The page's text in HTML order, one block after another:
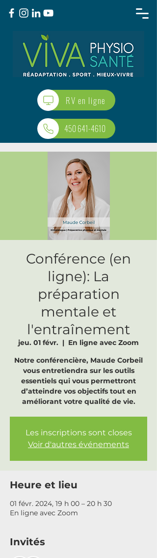
RV en ligne
450 641-4610
Conférence (en
ligne): La
préparation
mentale et
l'entraînement
jeu. 01 févr.
  |
En ligne avec Zoom
Notre conférencière, Maude Corbeil
vous entretiendra sur les outils
essentiels qui vous permettront
d’atteindre vos objectifs tout en
améliorant votre qualité de vie.
Les inscriptions sont closes
Voir d'autres événements
Heure et lieu
01 févr. 2024, 19 h 00 – 20 h 30
En ligne avec Zoom
Invités